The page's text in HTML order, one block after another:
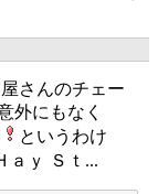
さんのチェー
外にもなく
というわけ
ａｙ Ｓｔ...